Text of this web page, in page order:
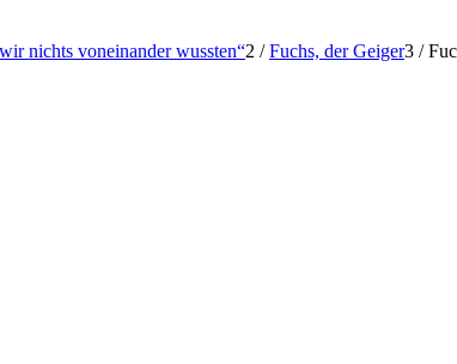
nichts voneinander wussten“2 / Fuchs, der Geiger3 /